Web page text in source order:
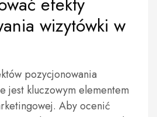
wizytówki w
pozycjonowania
jest kluczowym elementem
Aby ocenić